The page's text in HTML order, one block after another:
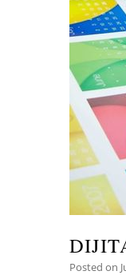
Posted on